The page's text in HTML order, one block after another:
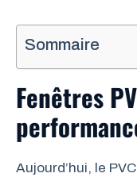
Sommaire
Fenêtres
Aujourd’hui, le